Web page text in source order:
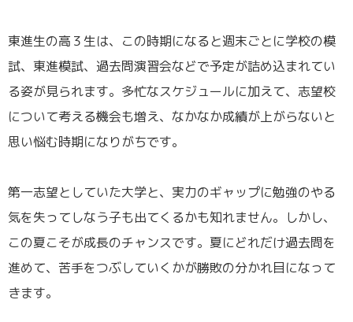
東進生の高３生は、この時期になると週末ごとに学校の模
試、東進模試、過去問演習会などで予定が詰め込まれてい
る姿が見られます。多忙なスケジュールに加えて、志望校
について考える機会も増え、なかなか成績が上がらないと
思い悩む時期になりがちです。
第一志望としていた大学と、実力のギャップに勉強のやる
気を失ってしなう子も出てくるかも知れません。しかし、
この夏こそが成長のチャンスです。夏にどれだけ過去問を
進めて、苦手をつぶしていくかが勝敗の分かれ目になって
きます。